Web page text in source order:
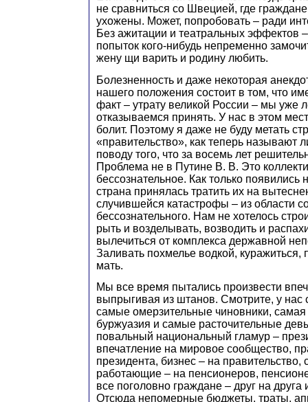
не сравниться со Швецией, где
ухожены. Может, попробовать – ради
Без ажитации и театральных эффектов
попыток кого-нибудь непременно
жену щи варить и родину любить.
Болезненность и даже некоторая
нашего положения состоит в том, что
факт – утрату великой России – мы уже
отказываемся принять. У нас в этом
болит. Поэтому я даже не буду метать
«правительство», как теперь называют
поводу того, что за восемь лет
Проблема не в Путине В. В. Это
бессознательное. Как только появились
страна принялась тратить их на
случившейся катастрофы – из области
бессознательного. Нам не хотелось
рыть и возделывать, возводить и
вылечиться от комплекса державной
Заливать похмелье водкой, куражиться,
мать.
Мы все время пытались произвести
выпрыгивая из штанов. Смотрите, у
самые омерзительные чиновники,
буржуазия и самые расточительные
повальный национальный гламур –
впечатление на мировое сообщество,
президента, бизнес – на правительство,
работающие – на пенсионеров,
все поголовно граждане – друг на друга
Отсюда непомерные бюджеты, траты,